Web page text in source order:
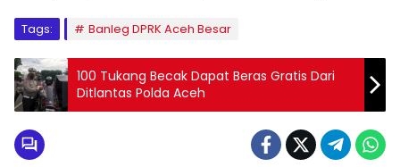
Tags: Banleg DPRK Aceh Besar
100 Tukang Becak Dapat Beras Gratis Dari
Ditlantas Polda Aceh